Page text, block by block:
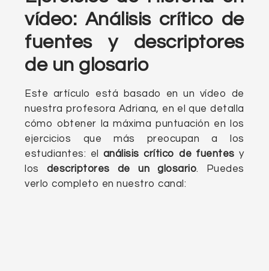
vídeo: Análisis crítico de
fuentes y descriptores
de un glosario
Este artículo está basado en un vídeo de
nuestra profesora Adriana, en el que detalla
cómo obtener la máxima puntuación en los
ejercicios que más preocupan a los
estudiantes: el análisis crítico de fuentes y
los descriptores de un glosario. Puedes
verlo completo en nuestro canal: